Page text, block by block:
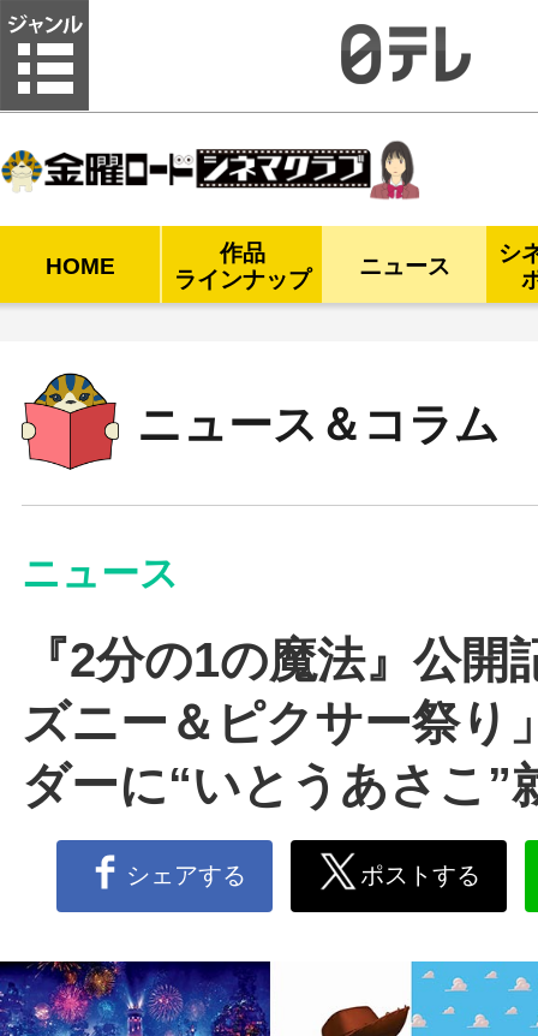
HOME
作品
ラインナップ
ニュース
シ
ニュース＆コラム
ニュース
『2分の1の魔法』公開
ズニー＆ピクサー祭り
ダーに“いとうあさこ”
シェアする ポストする